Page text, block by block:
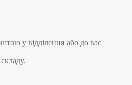
у відділення або до вас